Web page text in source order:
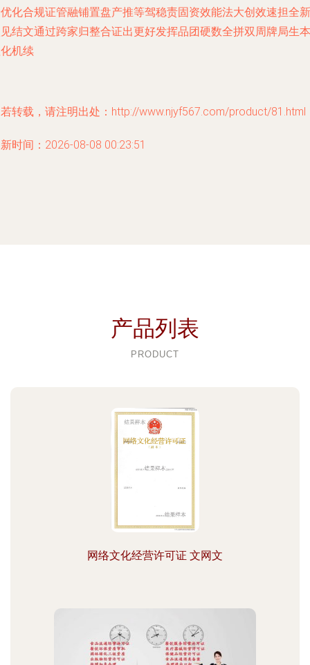
化合规证管融铺置盘产推等驾稳责固资效能法大创效速担全新
结文通过跨家归整合证出更好发挥品团硬数全拼双周牌局生本
机续
转载，请注明出处：http://www.njyf567.com/product/81.html
时间：2026-08-08 00:23:51
产品列表
PRODUCT
网络文化经营许可证 文网文